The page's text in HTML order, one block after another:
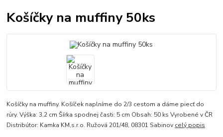
Košíčky na muffiny 50ks
Košíčky na muffiny. Košíček naplníme do 2/3 cestom a dáme piecť do
rúry. Výška: 3,2 cm Šírka spodnej časti: 5 cm Obsah: 50 ks Vyrobené v ČR
Distribútor: Kamka KM,s.r.o. Ružová 201/48, 08301 Sabinov celý popis